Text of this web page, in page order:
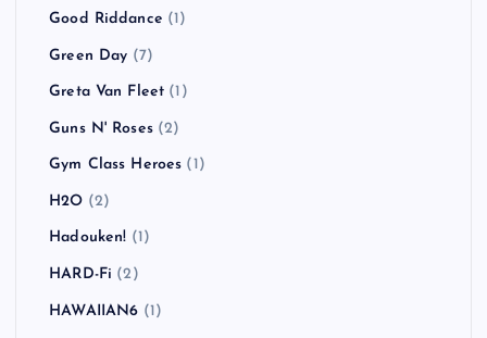
Good Riddance (1)
Green Day (7)
Greta Van Fleet (1)
Guns N' Roses(2)
Gym Class Heroes (1)
H2O (2)
Hadouken! (1)
HARD-Fi (2)
HAWAIIAN6 (1)